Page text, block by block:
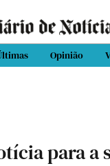
Opinião
para a